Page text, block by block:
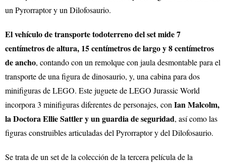
un Pyrorraptor y un Dilofosaurio.
El vehículo de transporte todoterreno del set mide 7
centímetros de altura, 15 centímetros de largo y 8 centímetros
de ancho, contando con un remolque con jaula desmontable para el
transporte de una figura de dinosaurio, y, una cabina para dos
minifiguras de LEGO. Este juguete de LEGO Jurassic World
incorpora 3 minifiguras diferentes de personajes, con Ian Malcolm,
la Doctora Ellie Sattler y un guardia de seguridad, así como las
figuras construibles articuladas del Pyrorraptor y del Dilofosaurio.
Se trata de un set de la colección de la tercera película de la